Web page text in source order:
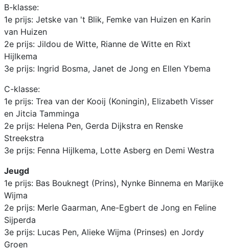
B-klasse:
1e prijs: Jetske van 't Blik, Femke van Huizen en Karin
van Huizen
2e prijs: Jildou de Witte, Rianne de Witte en Rixt
Hijlkema
3e prijs: Ingrid Bosma, Janet de Jong en Ellen Ybema
C-klasse:
1e prijs: Trea van der Kooij (Koningin), Elizabeth Visser
en Jitcia Tamminga
2e prijs: Helena Pen, Gerda Dijkstra en Renske
Streekstra
3e prijs: Fenna Hijlkema, Lotte Asberg en Demi Westra
Jeugd
1e prijs: Bas Bouknegt (Prins), Nynke Binnema en Marijke
Wijma
2e prijs: Merle Gaarman, Ane-Egbert de Jong en Feline
Sijperda
3e prijs: Lucas Pen, Alieke Wijma (Prinses) en Jordy
Groen